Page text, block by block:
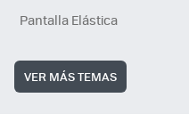
Pantalla Elástica
VER MÁS TEMAS